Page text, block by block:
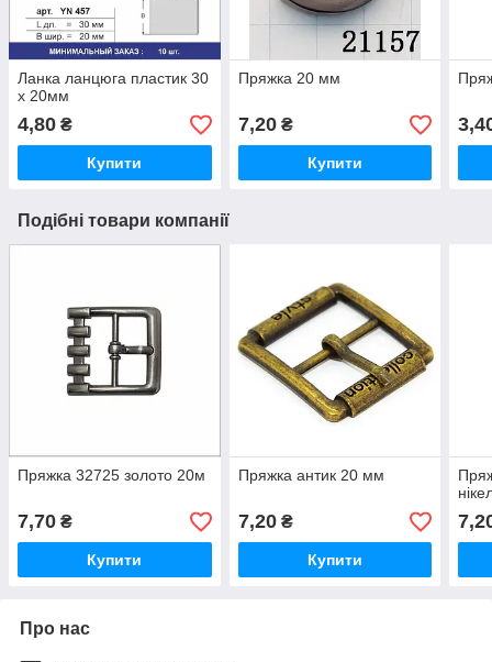
Ланка ланцюга пластик 30
х 20мм
4,80 ₴
Купити
Пряжка 20 мм
7,20₴
Купити
Подібні товари компанії
Пряжка 32725 золото 20м
7,70 ₴
Купити
Пряжка антик 20 мм
7,20₴
Купити
Про нас